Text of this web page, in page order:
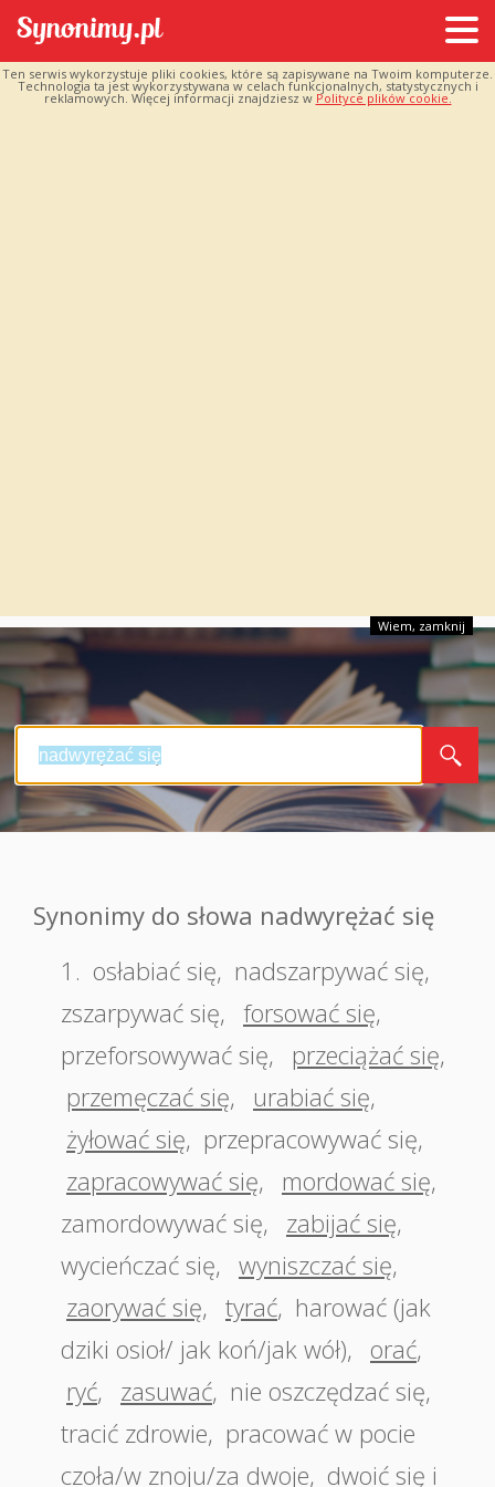
Ten serwis wykorzystuje pliki cookies, które są zapisywane na Twoim komputerze.
Technologia ta jest wykorzystywana w celach funkcjonalnych, statystycznych i
reklamowych. Więcej informacji znajdziesz w Polityce plików cookie.
Wiem, zamknij
Synonimy do słowa nadwyrężać się
1. osłabiać się, nadszarpywać się,
zszarpywać się, forsować się,
przeforsowywać się, przeciążać się,
przemęczać się, urabiać się,
żyłować się, przepracowywać się,
zapracowywać się, mordować się,
zamordowywać się, zabijać się,
wycieńczać się, wyniszczać się,
zaorywać się, tyrać, harować (jak
dziki osioł/ jak koń/jak wół), orać,
ryć, zasuwać, nie oszczędzać się,
tracić zdrowie, pracować w pocie
czoła/w znoju/za dwoje, dwoić się i